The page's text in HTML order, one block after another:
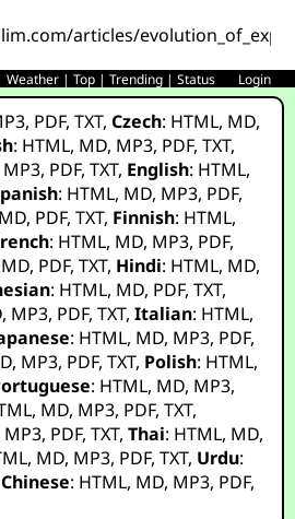
articles/
Weather |Top |Trending |Status Login
, PDF,TXT,Czech: HTML, MD,
: HTML, MD, MP3, PDF,TXT,
MP3, PDF,TXT, English: HTML,
: HTML, MD, MP3, PDF,
MD, PDF,TXT, Finnish: HTML,
: HTML, MD, MP3, PDF,
MD, PDF,TXT, Hindi: HTML, MD,
: HTML, MD, PDF,TXT,
, MP3, PDF,TXT,Italian: HTML,
: HTML, MD, MP3, PDF,
, MP3, PDF,TXT, Polish: HTML,
: HTML, MD, MP3,
, MD, MP3, PDF,TXT,
MP3, PDF,TXT,Thai: HTML, MD,
, MD, MP3, PDF,TXT, Urdu:
Chinese: HTML, MD, MP3, PDF,